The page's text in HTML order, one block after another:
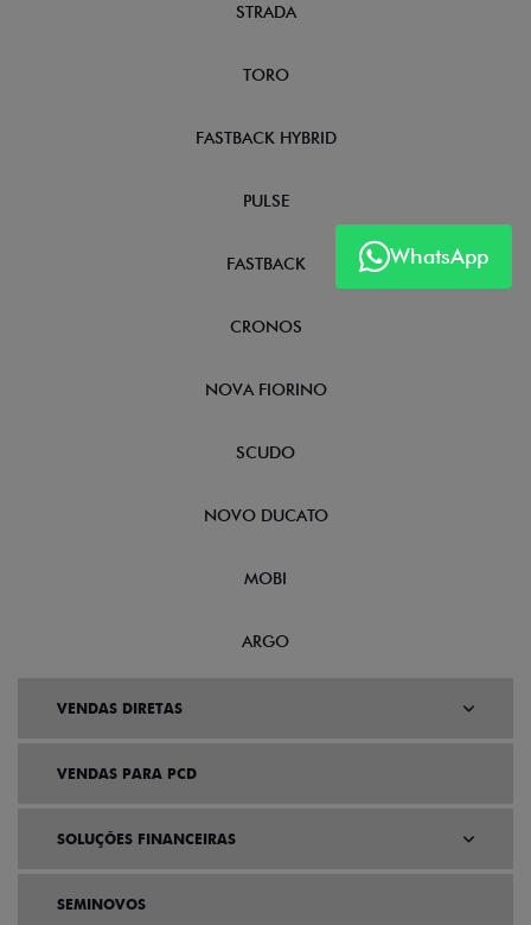
WhatsApp
STRADA
TORO
FASTBACK HYBRID
PULSE
FASTBACK
CRONOS
NOVA FIORINO
SCUDO
NOVO DUCATO
MOBI
ARGO
VENDAS DIRETAS
VENDAS PARA PCD
SOLUÇÕES FINANCEIRAS
SEMINOVOS